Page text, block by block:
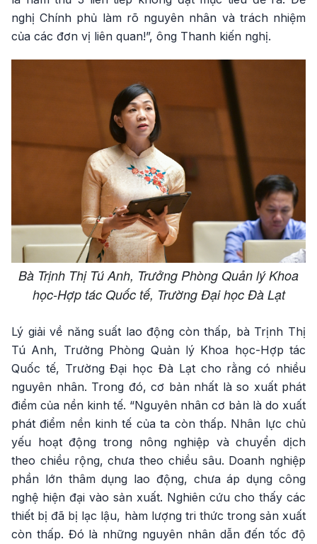
nghị Chính phủ làm rõ nguyên nhân và trách nhiệm
của các đơn vị liên quan!”, ông Thanh kiến nghị.
Bà Trịnh Thị Tú Anh, Trưởng Phòng Quản lý Khoa
học-Hợp tác Quốc tế, Trường Đại học Đà Lạt
Lý giải về năng suất lao động còn thấp, bà Trịnh Thị
Tú Anh, Trưởng Phòng Quản lý Khoa học-Hợp tác
Quốc tế, Trường Đại học Đà Lạt cho rằng có nhiều
nguyên nhân. Trong đó, cơ bản nhất là so xuất phát
điểm của nền kinh tế. “Nguyên nhân cơ bản là do xuất
phát điểm nền kinh tế của ta còn thấp. Nhân lực chủ
yếu hoạt động trong nông nghiệp và chuyển dịch
theo chiều rộng, chưa theo chiều sâu. Doanh nghiệp
phần lớn thâm dụng lao động, chưa áp dụng công
nghệ hiện đại vào sản xuất. Nghiên cứu cho thấy các
thiết bị đã bị lạc lậu, hàm lượng tri thức trong sản xuất
còn thấp. Đó là những nguyên nhân dẫn đến tốc độ